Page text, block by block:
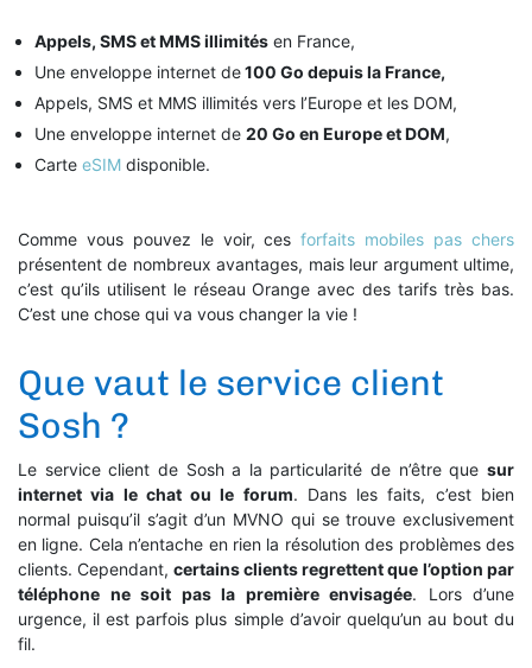
Appels, SMS et MMS illimités en France,
Une enveloppe internet de100 Go depuis la France,
Appels, SMS et MMS illimités vers l’Europe et les DOM,
Une enveloppe internet de 20 Go en Europe et DOM,
Carte eSIM disponible.
Comme vous pouvez le voir, ces forfaits mobiles pas chers
présentent de nombreux avantages, mais leur argument ultime,
c’est qu’ils utilisent le réseau Orange avec des tarifs très bas.
C’est une chose qui va vous changer la vie !
Que vaut le service client
Sosh ?
Le service client de Sosh a la particularité de n’être que sur
internet via le chat ou le forum. Dans les faits, c’est bien
normal puisqu’il s’agit d’un MVNO qui se trouve exclusivement
en ligne. Cela n’entache en rien la résolution des problèmes des
clients. Cependant, certains clients regrettent que l’option par
téléphone ne soit pas la première envisagée. Lors d’une
urgence, il est parfois plus simple d’avoir quelqu’un au bout du
fil.